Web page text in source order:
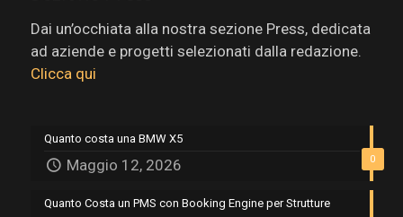
Dai un’occhiata alla nostra sezione Press, dedicata
ad aziende e progetti selezionati dalla redazione.
Clicca qui
0
Quanto costa una BMW X5
Maggio 12, 2026
Quanto Costa un PMS con Booking Engine per Strutture